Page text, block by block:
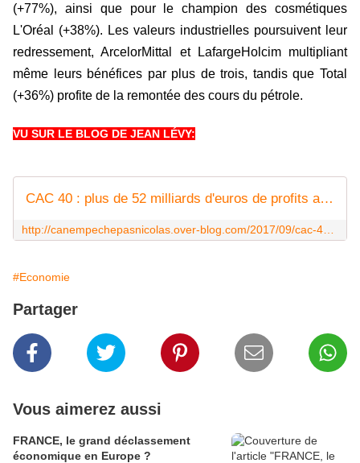
(+77%), ainsi que pour le champion des cosmétiques
L'Oréal (+38%). Les valeurs industrielles poursuivent leur
redressement, ArcelorMittal et LafargeHolcim multipliant
même leurs bénéfices par plus de trois, tandis que Total
(+36%) profite de la remontée des cours du pétrole.
VU SUR LE BLOG DE JEAN LÉVY:
CAC 40 : plus de 52 milliards d'euros de profits au premier semestre et c'est le monde du travail que Macron pressure... - Ça n'empêche pas Nicolas
#Economie
Partager
Vous aimerez aussi
FRANCE, le grand déclassement
économique en Europe ?